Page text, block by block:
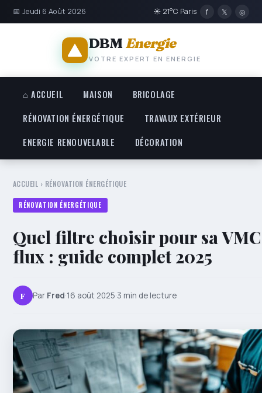
📅 Jeudi 6 Août 2026 ☀ 21°C Paris f 𝕏 ◎
DBMEnergie
VOTRE EXPERT EN ENERGIE
⌂ ACCUEIL MAISON
BRICOLAGE
RÉNOVATION ÉNERGÉTIQUE
TRAVAUX EXTÉRIEUR
ENERGIE RENOUVELABLE
DÉCORATION
ACCUEIL › RÉNOVATION ÉNERGÉTIQUE
RÉNOVATION ÉNERGÉTIQUE
Quel filtre choisir pour sa
flux : guide complet 2025
F Par Fred·16 août 2025·3 min de lecture